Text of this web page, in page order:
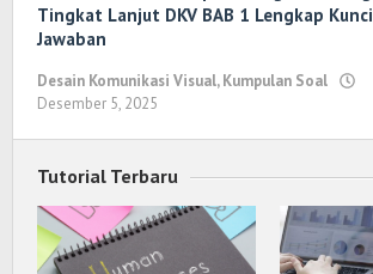
Tingkat Lanjut DKV BAB 1 Lengkap Kunci
Jawaban
Desain Komunikasi Visual,Kumpulan Soal
Desember 5, 2025
Tutorial Terbaru